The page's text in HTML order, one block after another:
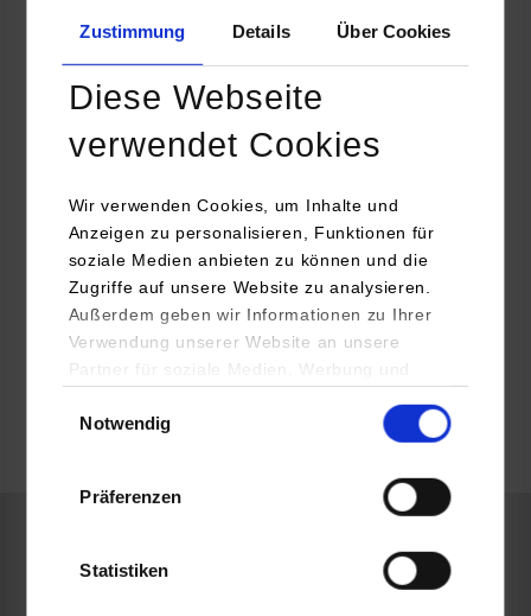
Zustimmung Details Über Cookies
Diese Webseite
verwendet Cookies
Wir verwenden Cookies, um Inhalte und
Anzeigen zu personalisieren, Funktionen für
soziale Medien anbieten zu können und die
Zugriffe auf unsere Website zu analysieren.
Außerdem geben wir Informationen zu Ihrer
Verwendung unserer Website an unsere
Partner für soziale Medien, Werbung und
YouTube, Google Maps) führen diese
Daten zusammen, die Sie ihnen bereitgestellt
haben oder die sie im Rahmen Ihrer Nutzung
Notwendig
Präferenzen
Statistiken
Olgastr. 86
70180 Stuttgart
0711 319400-00
personal@rwt-gruppe.de